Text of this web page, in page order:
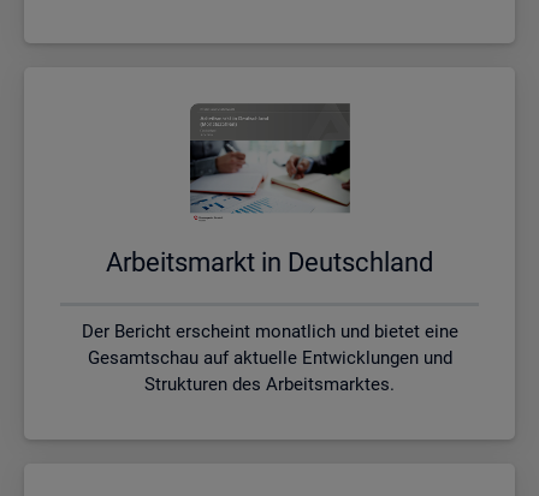
Ar­beits­markt in Deutsch­land
Der Bericht erscheint monatlich und bietet eine
Gesamtschau auf aktuelle Entwicklungen und
Strukturen des Arbeitsmarktes.